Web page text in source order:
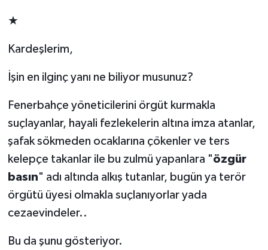
★
Kardeşlerim,
İşin en ilginç yanı ne biliyor musunuz?
Fenerbahçe yöneticilerini örgüt kurmakla
suçlayanlar, hayali fezlekelerin altına imza atanlar,
şafak sökmeden ocaklarına çökenler ve ters
kelepçe takanlar ile bu zulmü yapanlara "özgür
basın" adı altında alkış tutanlar, bugün ya terör
örgütü üyesi olmakla suçlanıyorlar yada
cezaevindeler..
Bu da şunu gösteriyor.